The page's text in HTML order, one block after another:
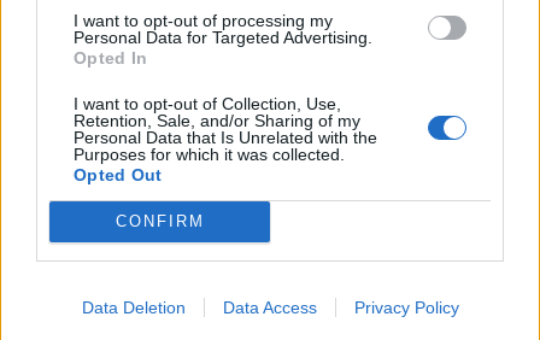
I want to opt-out of processing my
Personal Data for Targeted Advertising.
Opted In
I want to opt-out of Collection, Use,
Retention, Sale, and/or Sharing of my
Personal Data that Is Unrelated with the
Purposes for which it was collected.
Opted Out
CONFIRM
Data Deletion Data Access Privacy Policy
Flakët përhapen me
shpejtësi në Pocest të
Dibrës, disa banesa në
Pedagogët në shërbim të
nga protesta: Të
Shqipërinë që meritojmë